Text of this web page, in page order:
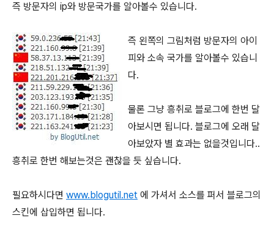
즉 방문자의 ip와 방문국가를 알아볼수 있습니다.
즉 왼쪽의 그림처럼 방문자의 아이
피와 소속 국가를 알아볼수 있습니
다.
물론 그냥 흥취로 블로그에 한번 달
아보시면 됩니다. 블로그에 오래 달
아보았자 별 효과는 없을것입니다..
흥취로 한번 해보는것은 괜찮을 듯 싶습니다.
필요하시다면 www.blogutil.net 에 가셔서 소스를 퍼서 블로그의
스킨에 삽입하면 됩니다.